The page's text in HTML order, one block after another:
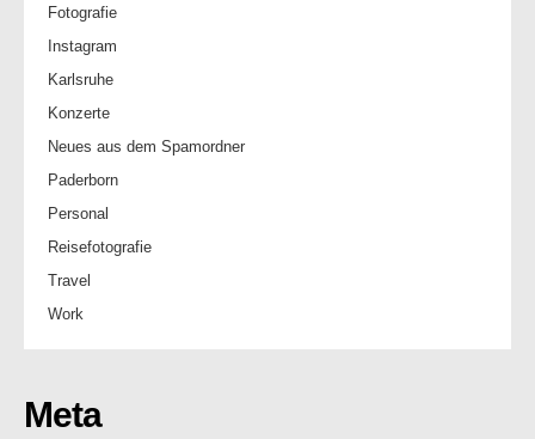
Fotografie
Instagram
Karlsruhe
Konzerte
Neues aus dem Spamordner
Paderborn
Personal
Reisefotografie
Travel
Work
Meta